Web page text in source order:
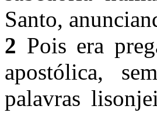
Santo,
2 Pois era
apostólica,
palavras